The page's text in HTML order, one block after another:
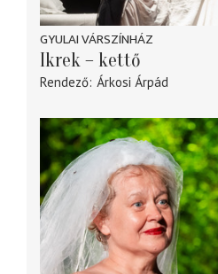
GYULAI VÁRSZÍNHÁZ
Ikrek – kettő
Rendező Árkosi Árpád